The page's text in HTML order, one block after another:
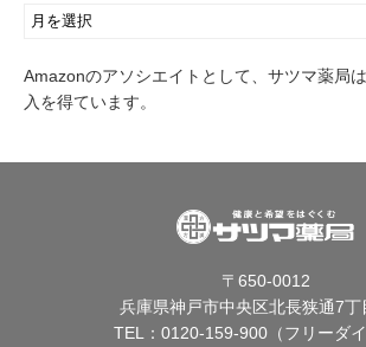
Amazonのアソシエイトとして、サツマ薬局
入を得ています。
〒650-0012
兵庫県神戸市中央区北長狭通7丁
TEL： 0120-159-900（フリーダイ